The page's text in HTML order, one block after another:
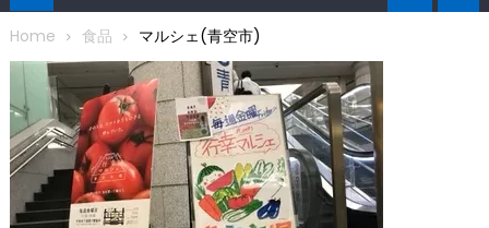
Home 食品 マルシェ(青空市)